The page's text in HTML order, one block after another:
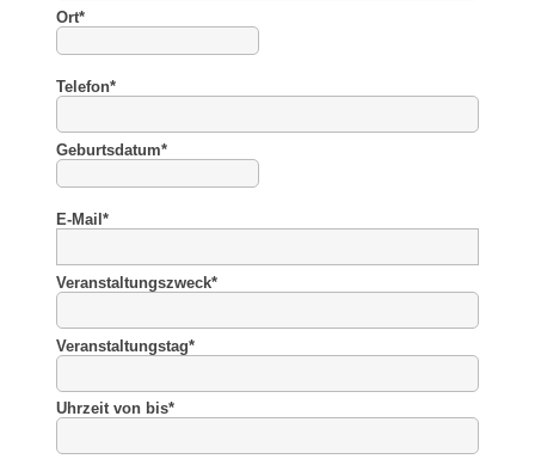
Ort*
Telefon*
Geburtsdatum*
E-Mail *
Veranstaltungszweck*
Veranstaltungstag*
Uhrzeit von bis*